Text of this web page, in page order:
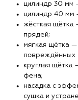
цилиндр 30 мм
цилиндр 40 мм
жёсткая щётка
прядей;
мягкая щётка —
повреждённых
круглая щётка
фена;
насадка с
сушка и